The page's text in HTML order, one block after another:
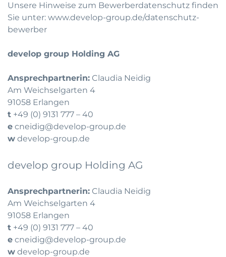
Unsere Hinweise zum Bewerberdatenschutz finden
Sie unter: www.develop-group.de/datenschutz-
bewerber
develop group Holding AG
Ansprechpartnerin: Claudia Neidig
Am Weichselgarten 4
91058 Erlangen
t +49 (0) 9131 777 – 40
e cneidig@develop-group.de
w develop-group.de
develop group Holding AG
Ansprechpartnerin: Claudia Neidig
Am Weichselgarten 4
91058 Erlangen
t +49 (0) 9131 777 – 40
e cneidig@develop-group.de
w develop-group.de